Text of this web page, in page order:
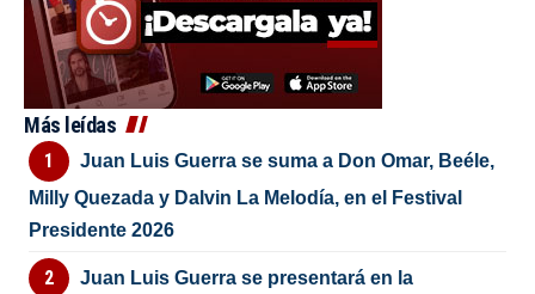
Más leídas
Juan Luis Guerra se suma a Don Omar, Beéle,
Milly Quezada y Dalvin La Melodía, en el Festival
Presidente 2026
Juan Luis Guerra se presentará en la